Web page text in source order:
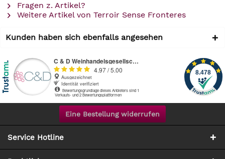
Fragen z. Artikel?
Weitere Artikel von Terroir Sense Fronteres
Kunden haben sich ebenfalls angesehen
Eine Bestellung widerrufen
Service Hotline